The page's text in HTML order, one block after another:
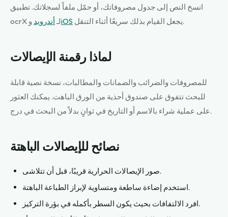
انسخ النص إلى جدول مصروفاتك، أو حمّل ملفاً لسجلاتك. تطبيق
ocrX لـأندرويد و iOS يجعل القيام بذلك سريعًا أثناء التنقل.
لماذا رقمنة الإيصالات
للمصروفات والضرائب والضمانات والمطالبات، نسخة نصية قابلة
للبحث تتفوق على صندوق أحذية من الورق الباهت. يمكنك العثور
على عملية شراء بالاسم أو التاريخ في ثوانٍ بدلاً من البحث في درج.
نصائح للإيصالات الباهتة
صور الإيصالات الحرارية قريبًا، قبل أن تتلاشى.
استخدم إضاءة ساطعة ومتساوية لإبراز الطباعة الباهتة.
افرد الالتفافات بحيث يكون السطر بأكمله في بؤرة التركيز.